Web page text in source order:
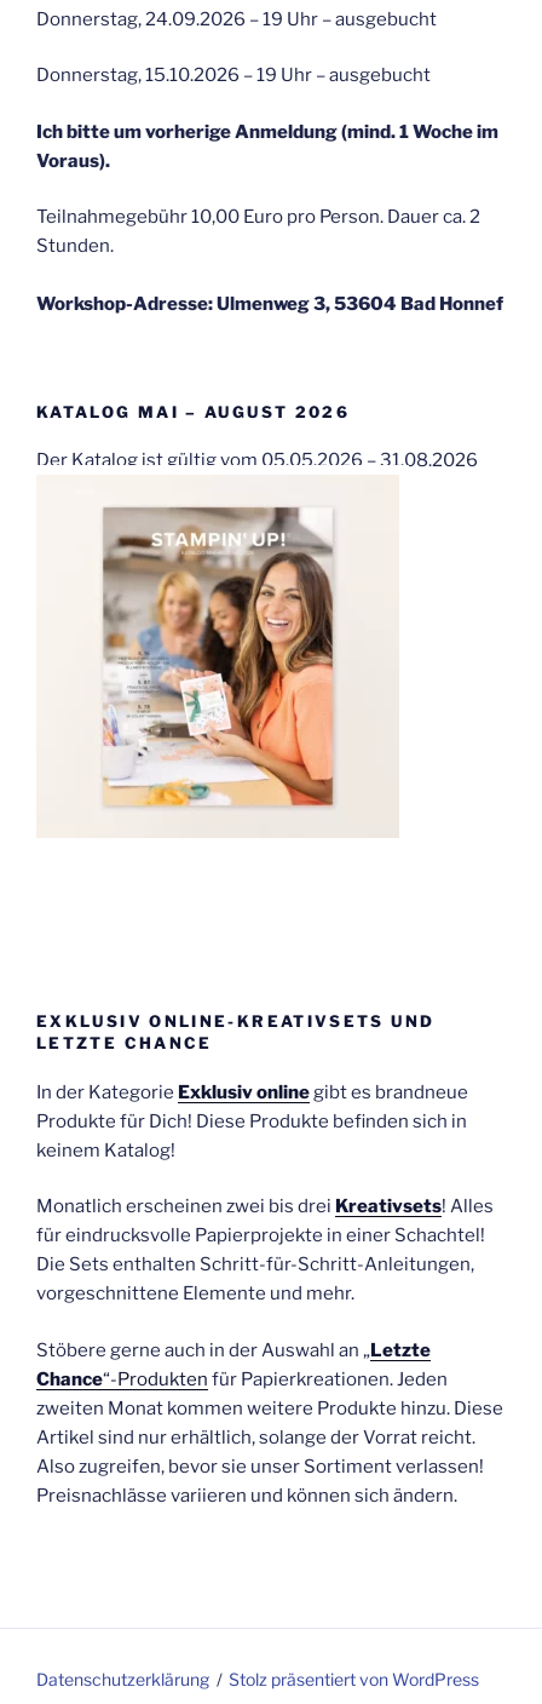
Donnerstag, 24.09.2026 – 19 Uhr – ausgebucht
Donnerstag, 15.10.2026 – 19 Uhr – ausgebucht
Ich bitte um vorherige Anmeldung (mind. 1 Woche im
Voraus).
Teilnahmegebühr 10,00 Euro pro Person. Dauer ca. 2
Stunden.
Workshop-Adresse: Ulmenweg 3, 53604 Bad Honnef
KATALOG MAI – AUGUST 2026
Der Katalog ist gültig vom 05.05.2026 – 31.08.2026
EXKLUSIV ONLINE-KREATIVSETS UND
LETZTE CHANCE
In der Kategorie Exklusiv onlinegibt es brandneue
Produkte für Dich! Diese Produkte befinden sich in
keinem Katalog!
Monatlich erscheinen zwei bis drei Kreativsets! Alles
für eindrucksvolle Papierprojekte in einer Schachtel!
Die Sets enthalten Schritt-für-Schritt-Anleitungen,
vorgeschnittene Elemente und mehr.
Stöbere gerne auch in der Auswahl an „Letzte
Chance“-Produkten für Papierkreationen. Jeden
zweiten Monat kommen weitere Produkte hinzu. Diese
Artikel sind nur erhältlich, solange der Vorrat reicht.
Also zugreifen, bevor sie unser Sortiment verlassen!
Preisnachlässe variieren und können sich ändern.
Datenschutzerklärung Stolz präsentiert von WordPress